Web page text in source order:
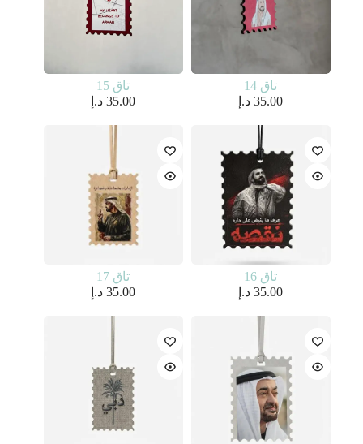
تاق 14
35.00 د.إ
تاق 15
35.00 د.إ
تاق 16
35.00 د.إ
تاق 17
35.00 د.إ